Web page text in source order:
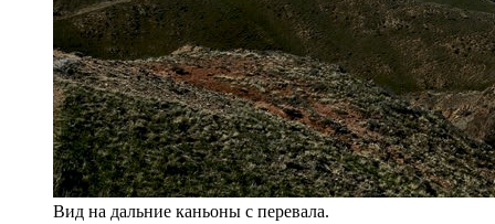
Вид на дальние каньоны с перевала.